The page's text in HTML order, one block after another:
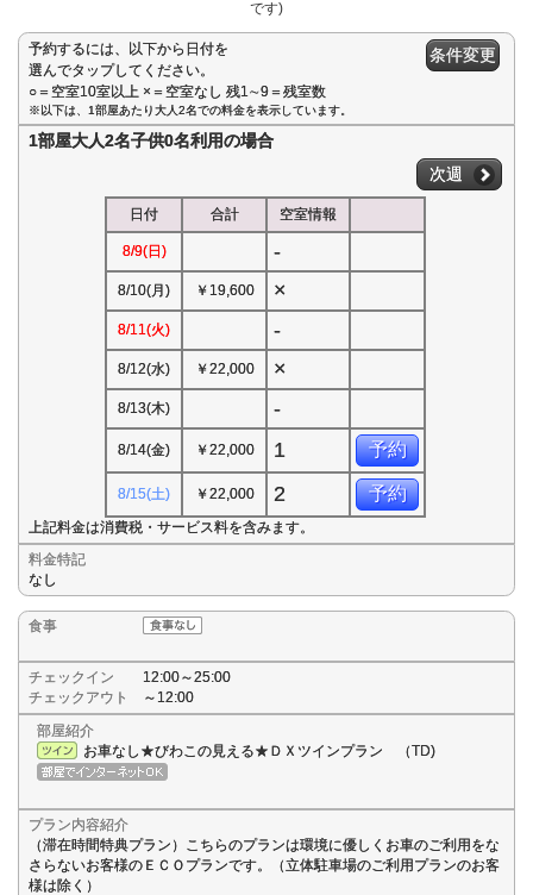
です)
予約するには、以下から日付を
選んでタップしてください。
○＝空室10室以上 ×＝空室なし 残1∼9＝残室数
条件変更
※以下は、1部屋あたり大人2名での料金を表示しています。
1部屋大人2名子供0名利用の場合
次週
日付 合計 空室情報
8/9(日) -
8/10(月) ￥19,600 ×
8/11(火) -
8/12(水) ￥22,000 ×
8/13(木) -
8/14(金) ￥22,000 1 予約
8/15(土) ￥22,000 2 予約
上記料金は消費税・サービス料を含みます。
料金特記
なし
食事
チェックイン
12:00～25:00
チェックアウト
～12:00
部屋紹介
お車なし★びわこの見える★ＤＸツインプラン （TD)
プラン内容紹介
（滞在時間特典プラン）こちらのプランは環境に優しくお車のご利用をな
さらないお客様のＥＣＯプランです。（立体駐車場のご利用プランのお客
様は除く）